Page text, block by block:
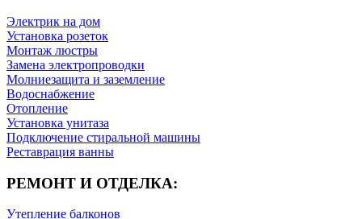
Электрик на дом
Установка розеток
Монтаж люстры
Замена электропроводки
Молниезащита и заземление
Водоснабжение
Отопление
Установка унитаза
Подключение стиральной машины
Реставрация ванны
РЕМОНТ И ОТДЕЛКА:
Утепление балконов